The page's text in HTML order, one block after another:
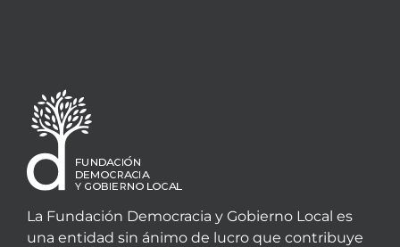
La Fundación Democracia y Gobierno Local es
una entidad sin ánimo de lucro que contribuye